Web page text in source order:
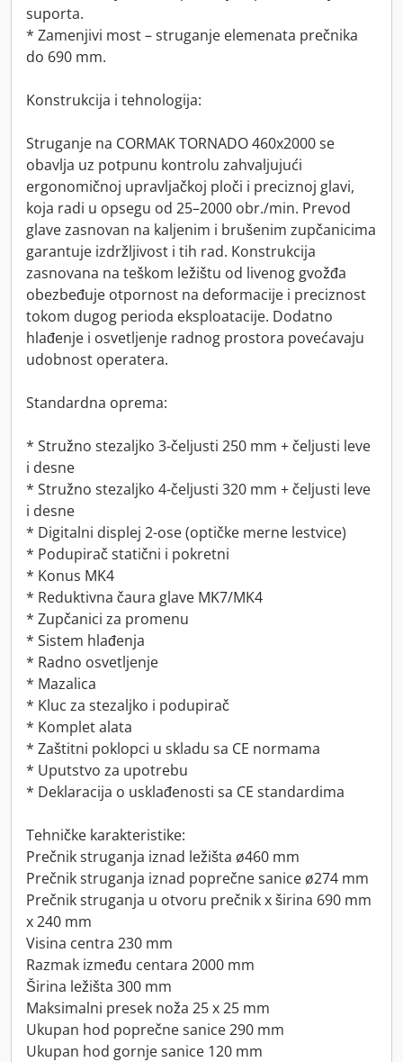
suporta.
* Zamenjivi most – struganje elemenata prečnika
do 690 mm.
Konstrukcija i tehnologija:
Struganje na CORMAK TORNADO 460x2000 se
obavlja uz potpunu kontrolu zahvaljujući
ergonomičnoj upravljačkoj ploči i preciznoj glavi,
koja radi u opsegu od 25–2000 obr./min. Prevod
glave zasnovan na kaljenim i brušenim zupčanicima
garantuje izdržljivost i tih rad. Konstrukcija
zasnovana na teškom ležištu od livenog gvožđa
obezbeđuje otpornost na deformacije i preciznost
tokom dugog perioda eksploatacije. Dodatno
hlađenje i osvetljenje radnog prostora povećavaju
udobnost operatera.
Standardna oprema:
* Stružno stezaljko 3-čeljusti 250 mm + čeljusti leve
i desne
* Stružno stezaljko 4-čeljusti 320 mm + čeljusti leve
i desne
* Digitalni displej 2-ose (optičke merne lestvice)
* Podupirač statični i pokretni
* Konus MK4
* Reduktivna čaura glave MK7/MK4
* Zupčanici za promenu
* Sistem hlađenja
* Radno osvetljenje
* Mazalica
* Kluc za stezaljko i podupirač
* Komplet alata
* Zaštitni poklopci u skladu sa CE normama
* Uputstvo za upotrebu
* Deklaracija o usklađenosti sa CE standardima
Tehničke karakteristike:
Prečnik struganja iznad ležišta ø460 mm
Prečnik struganja iznad poprečne sanice ø274 mm
Prečnik struganja u otvoru prečnik x širina 690 mm
x 240 mm
Visina centra 230 mm
Razmak između centara 2000 mm
Širina ležišta 300 mm
Maksimalni presek noža 25 x 25 mm
Ukupan hod poprečne sanice 290 mm
Ukupan hod gornje sanice 120 mm